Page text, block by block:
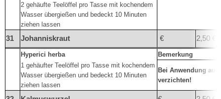
2 gehäufte Teelöffel pro Tasse mit kochendem
Wasser übergießen und bedeckt 10 Minuten
ziehen lassen
31 Johanniskraut € 2,50 €
Hyperici herba
Bemerkung
1 gehäufter Teelöffel pro Tasse mit kochendem
Wasser übergießen und bedeckt 10 Minuten
ziehen lassen
Bei Anwendung auf
verzichten!